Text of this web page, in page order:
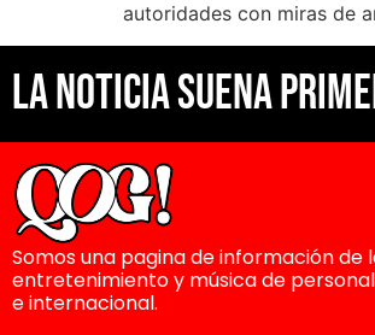
autoridades con miras de
La noticia suena
Somos una pagina de información de
entretenimiento y música de
e internacional.